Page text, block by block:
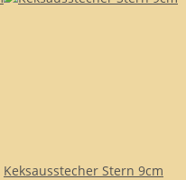
Keksausstecher Stern 9cm